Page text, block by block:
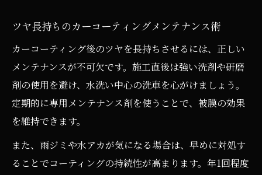
ツヤ長持ちのカーコーティングメンテナンス術
カーコーティング後のツヤを長持ちさせるには、正しい
メンテナンスが不可欠です。施工直後は強い洗剤や研磨
剤の使用を避け、水洗い中心の洗車を心がけましょう。
定期的に専用メンテナンス剤を使うことで、被膜の効果
を維持できます。
また、雨ジミや水アカが気になる場合は、早めに対処す
ることでコーティングの持続性が高まります。年1回程度